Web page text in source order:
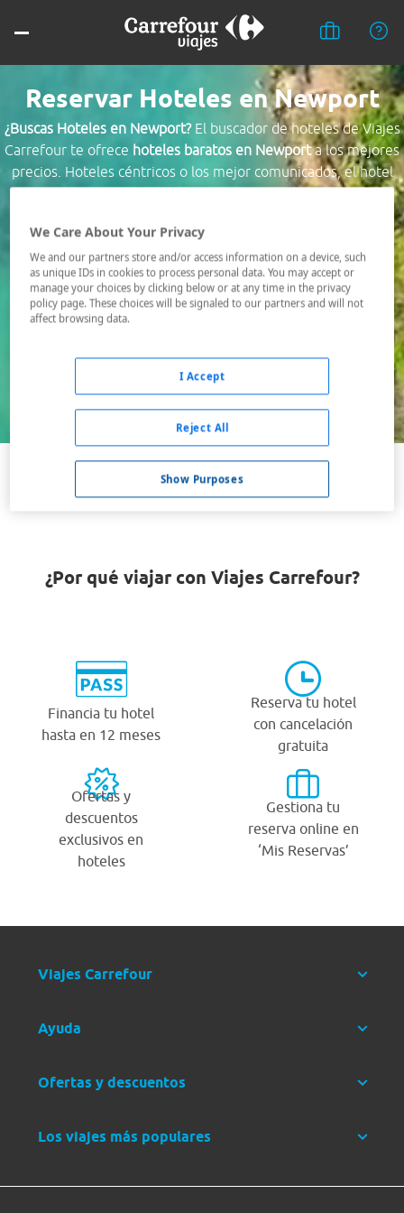
Reservar Hoteles en Newport
¿Buscas Hoteles en Newport?El buscador de hoteles de Viajes
Carrefour te ofrece hoteles baratos en Newporta los mejores
precios. Hoteles céntricos o los mejor comunicados, el hotel
que busques nosotros te lo encontramos al mejor precio.
Destino *
Fechas *
07/08/2026 - 08/08/2026
Buscar
VER TODOS LOS HOTELES BARATOS EN NEWPORT
¿Por qué viajar con Viajes Carrefour?
Financia tu hotel
hasta en 12 meses
Reserva tu hotel
con cancelación
gratuita
Ofertas y
descuentos
exclusivos en
hoteles
Gestiona tu
reserva online en
‘Mis Reservas’
Viajes Carrefour
Ayuda
Ofertas y descuentos
Los viajes más populares
We Care About Your Privacy
We and our partners store and/or access information on a device, such
as unique IDs in cookies to process personal data. You may accept or
manage your choices by clicking below or at any time in the privacy
policy page. These choices will be signaled to our partners and will not
affect browsing data.
Show Purposes
Reject All
I Accept